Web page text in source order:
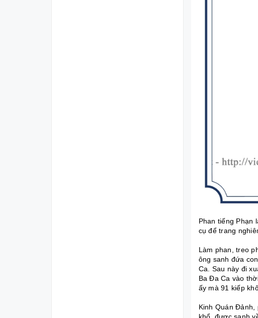
Phan tiếng Phạn
cụ để trang
Làm phan, treo
ông sanh đứa
Ca. Sau này đi
Ba Đa Ca vào
ấy mà 91 kiếp
Kinh Quán Đảnh,